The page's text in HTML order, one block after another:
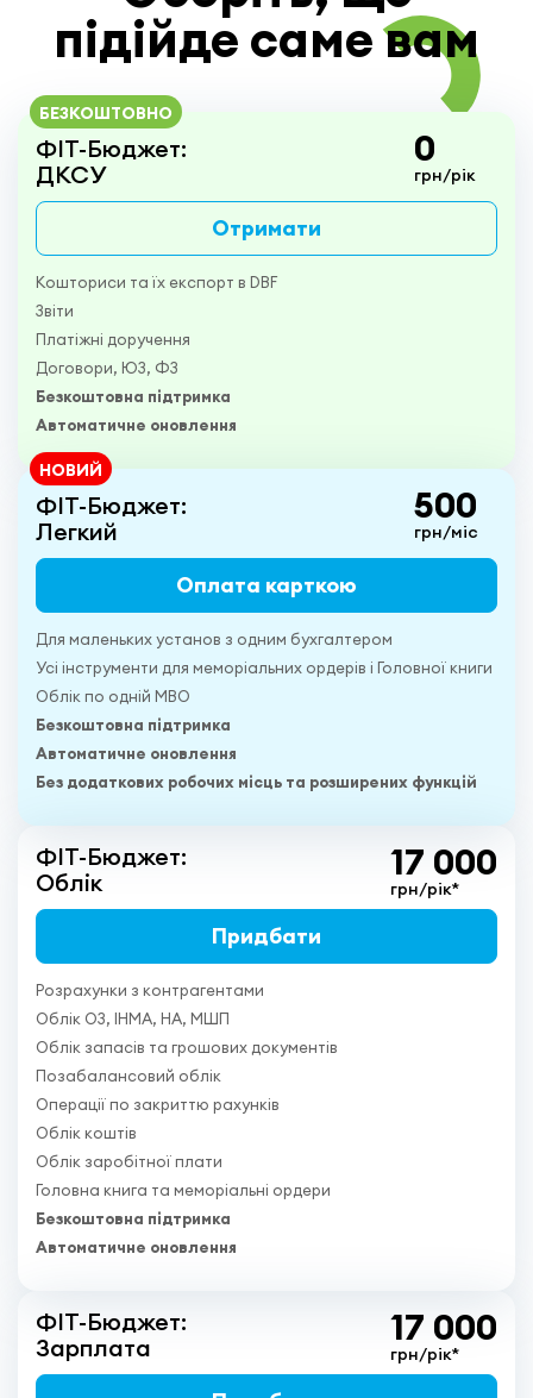
підійде саме вам
БЕЗКОШТОВНО
ФІТ-Бюджет:
ДКСУ
0
грн/рік
Отримати
Кошториси та їх експорт в DBF
Звіти
Платіжні доручення
Договори, ЮЗ, ФЗ
Безкоштовна підтримка
Автоматичне оновлення
НОВИЙ
ФІТ-Бюджет:
Легкий
500
грн/міс
Оплата карткою
Для маленьких установ з одним бухгалтером
Усі інструменти для меморіальних ордерів і Головної книги
Облік по одній МВО
Безкоштовна підтримка
Автоматичне оновлення
Без додаткових робочих місць та розширених функцій
ФІТ-Бюджет:
Облік
17 000
грн/рік*
Придбати
Розрахунки з контрагентами
Облік ОЗ, ІНМА, НА, МШП
Облік запасів та грошових документів
Позабалансовий облік
Операції по закриттю рахунків
Облік коштів
Облік заробітної плати
Головна книга та меморіальні ордери
Безкоштовна підтримка
Автоматичне оновлення
ФІТ-Бюджет:
Зарплата
17 000
грн/рік*